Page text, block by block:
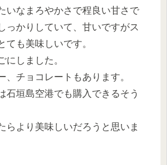
いなまろやかさで程良い甘さで
っかりしていて、甘いですがス
ても美味しいです。
にしました。
、チョコレートもあります。
石垣島空港でも購入できるそう
らより美味しいだろうと思いま